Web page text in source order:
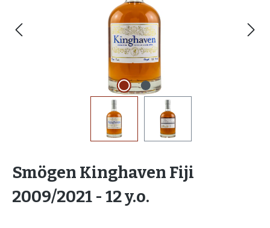
Smögen Kinghaven Fiji
2009/2021 - 12 y.o.